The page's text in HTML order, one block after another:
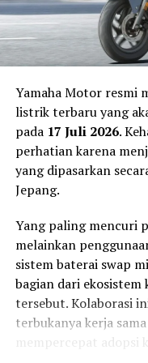
melintasi polisi tidur,
off-road ringan.
Torsi Instan
Tempuh 160 Km
Yamaha Motor resmi
listrik terbaru yang
pada 17 Juli 2026.
perhatian karena
yang dipasarkan
Jepang.
Yang paling mencuri
melainkan
sistem baterai swap
bagian dari
tersebut. Kolaborasi
terbukanya kerja
mempercepat adopsi